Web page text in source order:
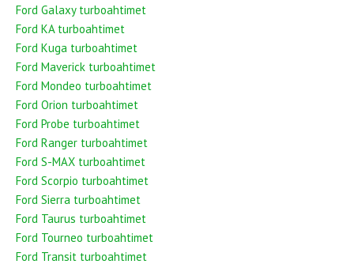
Ford Galaxy turboahtimet
Ford KA turboahtimet
Ford Kuga turboahtimet
Ford Maverick turboahtimet
Ford Mondeo turboahtimet
Ford Orion turboahtimet
Ford Probe turboahtimet
Ford Ranger turboahtimet
Ford S-MAX turboahtimet
Ford Scorpio turboahtimet
Ford Sierra turboahtimet
Ford Taurus turboahtimet
Ford Tourneo turboahtimet
Ford Transit turboahtimet